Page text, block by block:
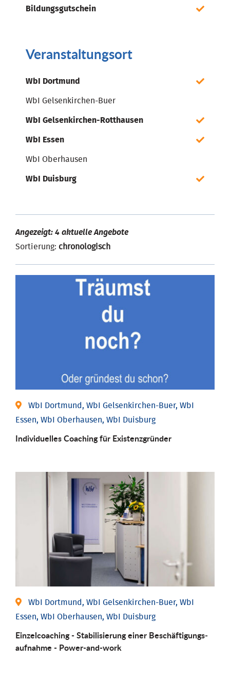
Bildungsgutschein
Veranstaltungsort
WbI Dortmund
WbI Gelsenkirchen-Buer
WbI Gelsenkirchen-Rotthausen
WbI Essen
WbI Oberhausen
WbI Duisburg
Angezeigt: 4 aktuelle Angebote
Sortierung: chronologisch
WbI Dortmund, WbI Gelsenkirchen-Buer, WbI
Essen, WbI Oberhausen, WbI Duisburg
Individu­elles Coaching für Existenz­gründer
WbI Dortmund, WbI Gelsenkirchen-Buer, WbI
Essen, WbI Oberhausen, WbI Duisburg
Einzel­coaching - Stabili­sierung einer Be­schäftigungs­
aufnahme - Power-and-work